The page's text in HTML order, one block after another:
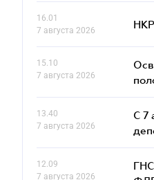
16.01
7 августа 2026
15.10
7 августа 2026
13.40
7 августа 2026
С 7
12.09
7 августа 2026